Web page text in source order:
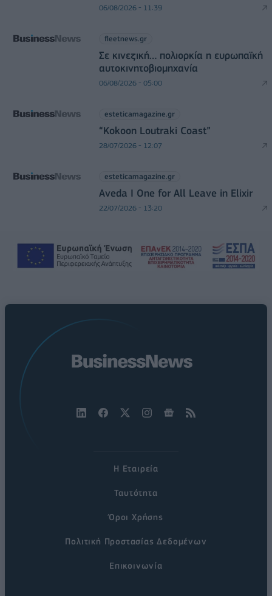
06/08/2026 - 11:39
fleetnews.gr
Σε κινεζική… πολιορκία η ευρωπαϊκή
αυτοκινητοβιομηχανία
06/08/2026 - 05:00
esteticamagazine.gr
“Kokoon Loutraki Coast”
28/07/2026 - 12:07
esteticamagazine.gr
Aveda I One for All Leave in Elixir
22/07/2026 - 13:20
Η Εταιρεία
Ταυτότητα
Όροι Χρήσης
Πολιτική Προστασίας Δεδομένων
Επικοινωνία